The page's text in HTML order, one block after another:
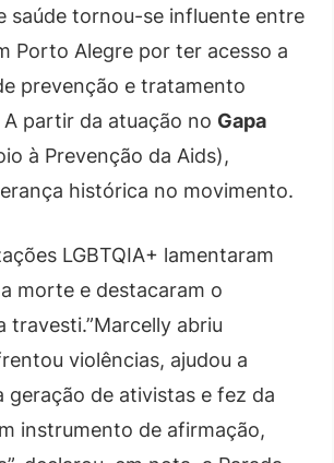
saúde tornou-se influente entre
Porto Alegre por ter acesso a
prevenção e tratamento
partir da atuação no Gapa
à Prevenção da Aids),
histórica no movimento.
LGBTQIA+ lamentaram
morte e destacaram o
travesti.”Marcelly abriu
violências, ajudou a
geração de ativistas e fez da
instrumento de afirmação,